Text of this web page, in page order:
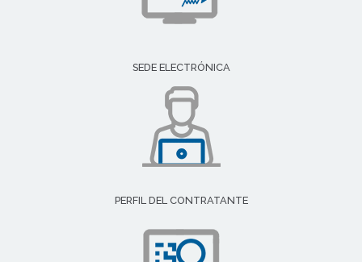
SEDE ELECTRÓNICA
PERFIL DEL CONTRATANTE